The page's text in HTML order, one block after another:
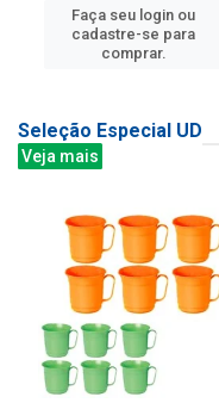
Faça seu login ou
cadastre-se para
comprar.
Seleção Especial UD
Veja mais